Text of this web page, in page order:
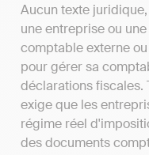
Aucun texte
une entreprise ou
comptable externe
pour gérer sa
déclarations fiscales.
exige que les
régime réel
des documents